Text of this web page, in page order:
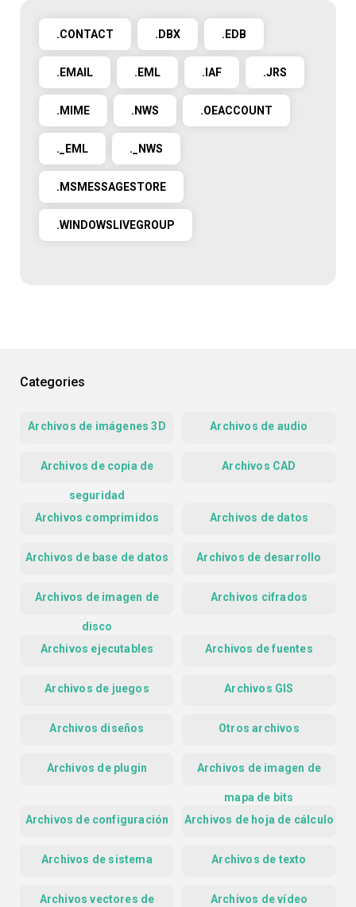
.CONTACT .DBX .EDB
.EMAIL .EML .IAF .JRS
.MIME .NWS .OEACCOUNT
._EML ._NWS
.MSMESSAGESTORE
.WINDOWSLIVEGROUP
Categories
Archivos de imágenes 3D Archivos de audio
Archivos de copia de
seguridad
Archivos CAD
Archivos comprimidos Archivos de datos
Archivos de base de datos Archivos de desarrollo
Archivos de imagen de
disco
Archivos cifrados
Archivos ejecutables Archivos de fuentes
Archivos de juegos Archivos GIS
Archivos diseños Otros archivos
Archivos de plugin Archivos de imagen de
mapa de bits
Archivos de configuración
Archivos de hoja de cálculo
Archivos de sistema Archivos de texto
Archivos vectores de Archivos de vídeo